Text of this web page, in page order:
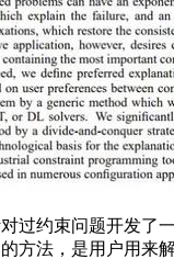
约束问题开发了一
方法，是用户用来